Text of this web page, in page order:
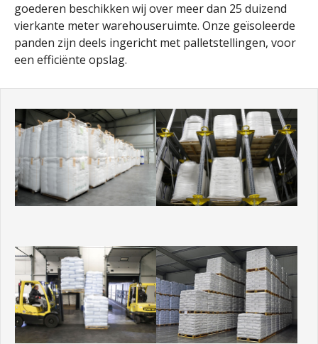
goederen beschikken wij over meer dan 25 duizend
vierkante meter warehouseruimte. Onze geïsoleerde
panden zijn deels ingericht met palletstellingen, voor
een efficiënte opslag.